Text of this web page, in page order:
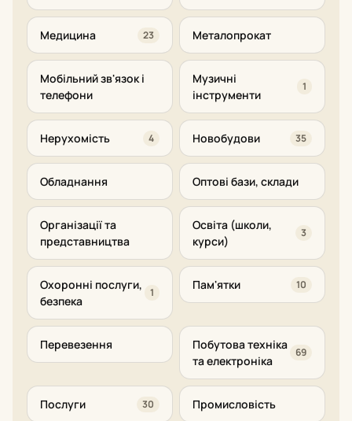
Медицина 23 Металопрокат
Мобільний зв'язок і
телефони
Музичні
інструменти
1
Нерухомість 4 Новобудови 35
Обладнання Оптові бази, склади
Організації та
представництва
Освіта (школи,
курси)
3
Охоронні послуги,
безпека
1
Пам'ятки 10
Перевезення
Побутова техніка
та електроніка
69
Послуги 30 Промисловість